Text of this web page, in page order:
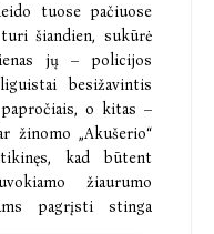
tuose pačiuose
šiandien, sukūrė
jų – policijos
besižavintis
o kitas –
žinomo „Akušerio“
kad būtent
žiaurumo
pagrįsti stinga